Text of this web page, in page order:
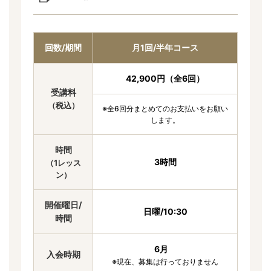
回数/期間 月1回/半年コース
受講料
（税込）
42,900円（全6回）
※全6回分まとめてのお支払いをお願い
します。
時間
（1レッス
ン）
3時間
開催曜日/
時間
日曜/10:30
入会時期
6月
※現在、募集は行っておりません